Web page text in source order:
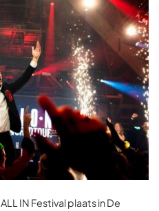
ALL IN Festival plaats in De